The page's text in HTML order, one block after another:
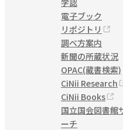
電子ブック
リポジトリ
調べ方案内
新聞の所蔵状況
OPAC(蔵書検索)
CiNii Research
CiNii Books
国立国会図書館
ーチ